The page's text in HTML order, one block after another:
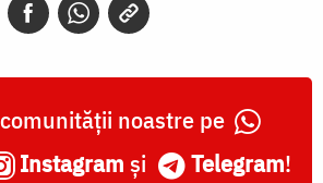
noastre pe
Instagram și Telegram!